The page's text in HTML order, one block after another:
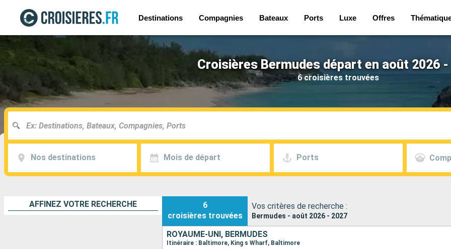
Destinations Compagnies Bateaux Ports Luxe Offres
Croisières Bermudes départ en août 2026 -
6 croisières trouvées
Nos destinations Mois de départ Ports
AFFINEZ VOTRE RECHERCHE
6
croisières trouvées
Vos critères de recherche :
Bermudes - août 2026 - 2027
ROYAUME-UNI, BERMUDES
Itinéraire : Baltimore, King s Wharf, Baltimore